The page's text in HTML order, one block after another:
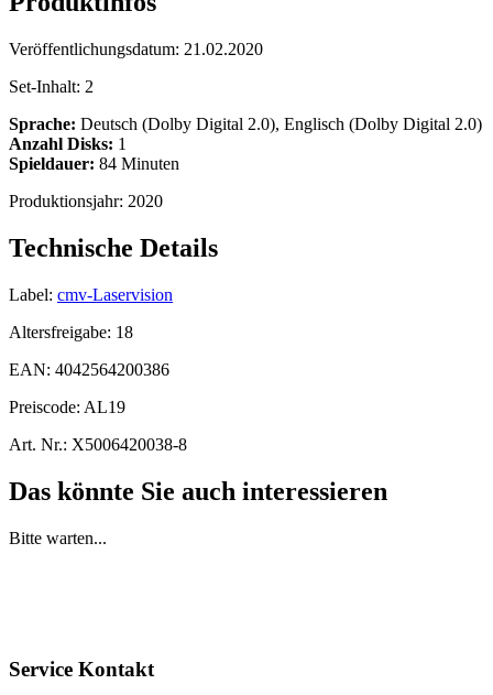
Veröffentlichungsdatum: 21.02.2020
Set-Inhalt: 2
Sprache: Deutsch (Dolby Digital 2.0), Englisch (Dolby Digital 2.0)
Anzahl Disks: 1
Spieldauer: 84 Minuten
Produktionsjahr: 2020
Technische Details
Label: cmv-Laservision
Altersfreigabe: 18
EAN: 4042564200386
Preiscode: AL19
Art. Nr.: X5006420038-8
Das könnte Sie auch interessieren
Bitte warten...
Service Kontakt